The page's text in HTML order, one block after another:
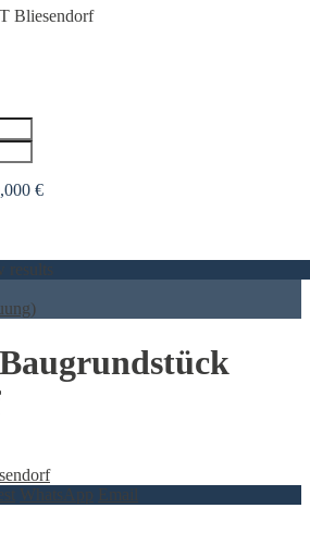
Bliesendorf
€
results
WhatsApp Email